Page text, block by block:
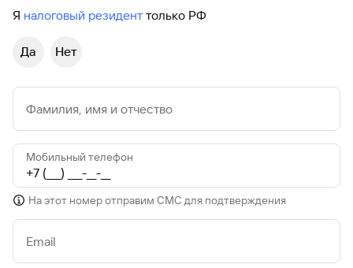
Я налоговый резиденттолько РФ
Да Нет
Фамилия, имя и отчество
Мобильный телефон
На этот номер отправим СМС для подтверждения
Email